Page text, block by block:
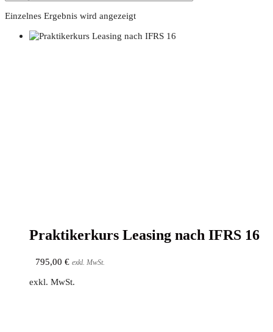
Einzelnes Ergebnis wird angezeigt
Prak­ti­ker­kurs Lea­sing nach IFRS 16
795,00 € exkl. MwSt.
exkl. MwSt.